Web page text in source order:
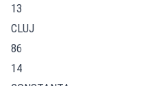
13
CLUJ
86
14